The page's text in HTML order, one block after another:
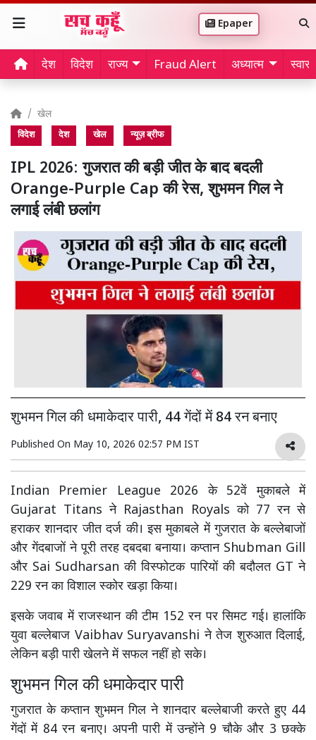
Epaper
देश विदेश राज्य Fraud Alert अध्यात्म
खेल
विदेश देश खेल न्यूज़ ब्रीफ
IPL 2026: गुजरात की बड़ी जीत के बाद बदली
Orange-Purple Cap की रेस, शुभमन गिल ने
लगाई लंबी छलांग
शुभमन गिल की धमाकेदार पारी, 44 गेंदों में 84 रन बनाए
Published On May 10, 2026 02:57 PM IST
Indian Premier League 2026 के 52वें मुकाबले में
Gujarat Titans ने Rajasthan Royals को 77 रन से
हराकर शानदार जीत दर्ज की। इस मुकाबले में गुजरात के बल्लेबाजों
और गेंदबाजों ने पूरी तरह दबदबा बनाया। कप्तान Shubman Gill
और Sai Sudharsan की विस्फोटक पारियों की बदौलत GT ने
229 रन का विशाल स्कोर खड़ा किया।
इसके जवाब में राजस्थान की टीम 152 रन पर सिमट गई। हालांकि
युवा बल्लेबाज Vaibhav Suryavanshi ने तेज शुरुआत दिलाई,
लेकिन बड़ी पारी खेलने में सफल नहीं हो सके।
शुभमन गिल की धमाकेदार पारी
गुजरात के कप्तान शुभमन गिल ने शानदार बल्लेबाजी करते हुए 44
गेंदों में 84 रन बनाए। अपनी पारी में उन्होंने 9 चौके और 3 छक्के